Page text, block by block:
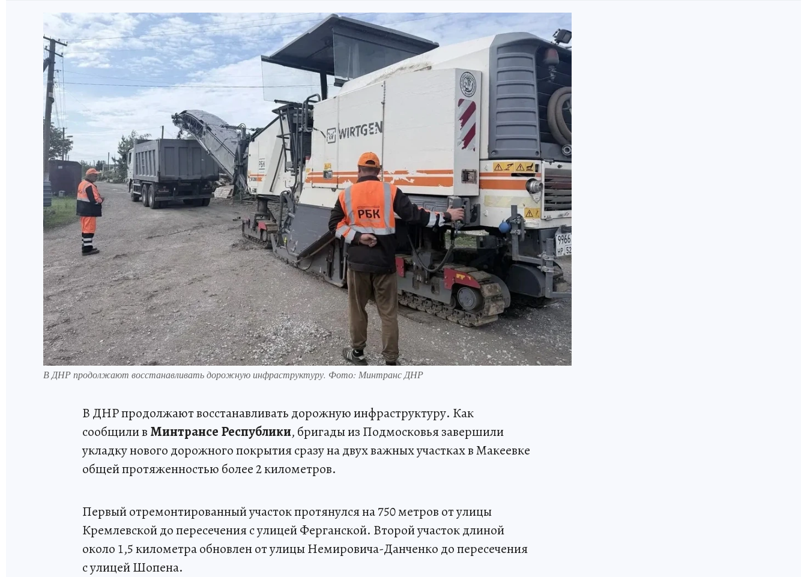
В ДНР продолжают восстанавливать дорожную инфраструктуру. Фото: Минтранс ДНР
В ДНР продолжают восстанавливать дорожную инфраструктуру. Как
сообщили в Минтрансе Республики, бригады из Подмосковья завершили
укладку нового дорожного покрытия сразу на двух важных участках в Макеевке
общей протяженностью более 2 километров.
Первый отремонтированный участок протянулся на 750 метров от улицы
Кремлевской до пересечения с улицей Ферганской. Второй участок длиной
около 1,5 километра обновлен от улицы Немировича-Данченко до пересечения
с улицей Шопена.